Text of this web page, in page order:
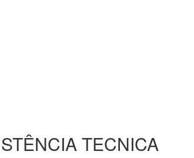
TECNICA